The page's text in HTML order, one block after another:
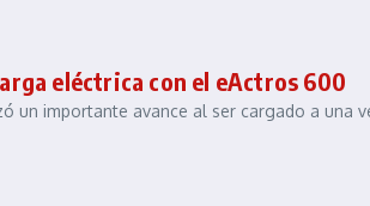
eléctrica con el eActros 600
un importante avance al ser cargado a